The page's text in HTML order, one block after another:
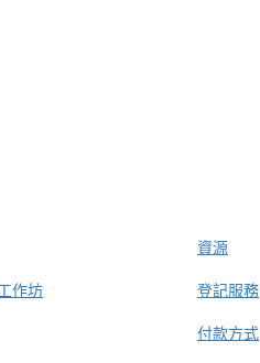
作坊
資源
登記服務
付款方式